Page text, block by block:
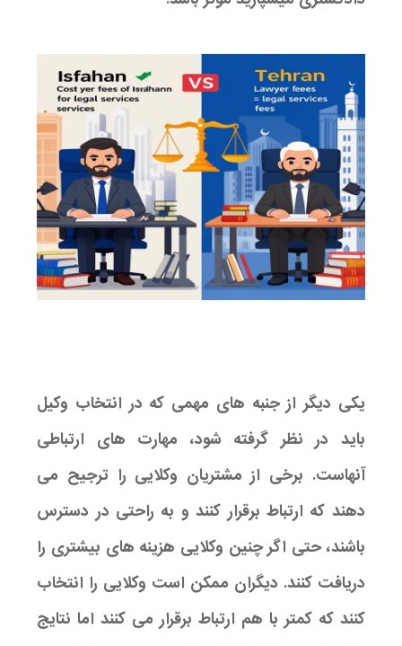
یکی دیگر از جنبه های مهمی که در انتخاب وکیل
باید در نظر گرفته شود، مهارت های ارتباطی
آنهاست. برخی از مشتریان وکلایی را ترجیح می
دهند که ارتباط برقرار کنند و به راحتی در دسترس
باشند، حتی اگر چنین وکلایی هزینه های بیشتری را
دریافت کنند. دیگران ممکن است وکلایی را انتخاب
کنند که کمتر با هم ارتباط برقرار می کنند اما نتایج